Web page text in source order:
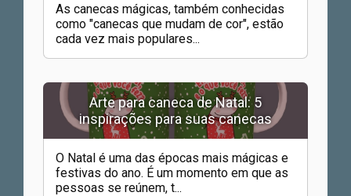
As canecas mágicas, também conhecidas
como "canecas que mudam de cor", estão
cada vez mais populares...
Arte para caneca de Natal: 5
inspirações para suas canecas
O Natal é uma das épocas mais mágicas e
festivas do ano. É um momento em que as
pessoas se reúnem, t...